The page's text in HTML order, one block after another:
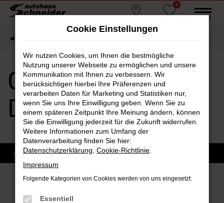
Zum
0
MENÜ
CUPRA Ateca
Dachau
Fehler: Network Error
Cookie Einstellungen
Wir nutzen Cookies, um Ihnen die bestmögliche
Nutzung unserer Webseite zu ermöglichen und unsere
Kommunikation mit Ihnen zu verbessern. Wir
berücksichtigen hierbei Ihre Präferenzen und
verarbeiten Daten für Marketing und Statistiken nur,
wenn Sie uns Ihre Einwilligung geben. Wenn Sie zu
einem späteren Zeitpunkt Ihre Meinung ändern, können
Sie die Einwilligung jederzeit für die Zukunft widerrufen.
Weitere Informationen zum Umfang der
Datenverarbeitung finden Sie hier:
Datenschutzerklärung Cookie-Richtlinie
Impressum
Folgende Kategorien von Cookies werden von uns eingesetzt:
Essentiell